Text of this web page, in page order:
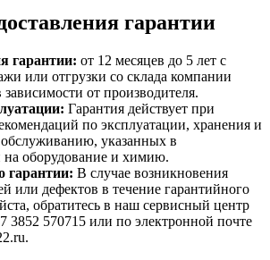
гарантии
гарантии: от 12 месяцев до 5 лет с
или отгрузки со склада компании
от производителя.
Гарантия действует при
по эксплуатации, хранения и
указанных в
на оборудование и химию.
гарантии: В случае возникновения
или дефектов в течение гарантийного
обратитесь в наш сервисный центр
3852 570715 или по электронной почте